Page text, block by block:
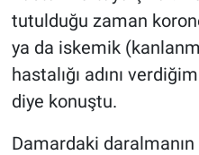
tutulduğu zaman
ya da iskemik
hastalığı adını
diye konuştu.
Damardaki daralmanın